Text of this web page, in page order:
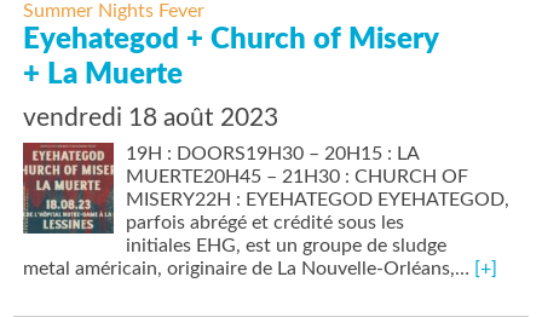
Summer Nights Fever
Eyehategod + Church of Misery
+ La Muerte
vendredi 18 août 2023
19H : DOORS19H30 – 20H15 : LA
MUERTE20H45 – 21H30 : CHURCH OF
MISERY22H : EYEHATEGOD EYEHATEGOD,
parfois abrégé et crédité sous les
initiales EHG, est un groupe de sludge
metal américain, originaire de La Nouvelle-Orléans,… [+]